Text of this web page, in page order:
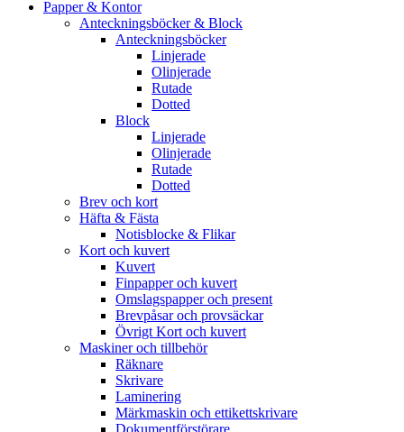
Papper & Kontor
Anteckningsböcker & Block
Anteckningsböcker
Linjerade
Olinjerade
Rutade
Dotted
Block
Linjerade
Olinjerade
Rutade
Dotted
Brev och kort
Häfta & Fästa
Notisblocke & Flikar
Kort och kuvert
Kuvert
Finpapper och kuvert
Omslagspapper och present
Brevpåsar och provsäckar
Övrigt Kort och kuvert
Maskiner och tillbehör
Räknare
Skrivare
Laminering
Märkmaskin och ettikettskrivare
Dokumentförstörare